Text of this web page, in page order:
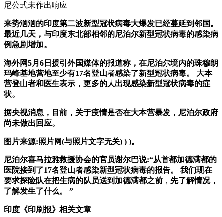
尼公式未作出响应
来势汹汹的印度第二波新型冠状病毒大爆发已经蔓延到邻国。
最近几天，与印度东北部相邻的尼泊尔新型冠状病毒的感染病
例急剧增加。
海外网5月6日援引外国媒体的报道称，在尼泊尔境内的珠穆朗
玛峰基地营地至少有17名登山者感染了新型冠状病毒。 大本
营登山者和医生表示，更多的人出现感染新型冠状病毒的症
状。
据央视消息，目前，关于疫情是否在大本营暴发，尼泊尔政府
尚未做出回应。
图片来源:照片网(与照片文字无关) ) )。
尼泊尔喜马拉雅救援协会的官员谢尔巴说:“从首都加德满都的
医院接到了17名登山者感染新型冠状病毒的报告。 我们现在
要求探险队在把生病的队员送到加德满都之前，先了解情况，
了解发生了什么。 ”
印度《印刷报》相关文章